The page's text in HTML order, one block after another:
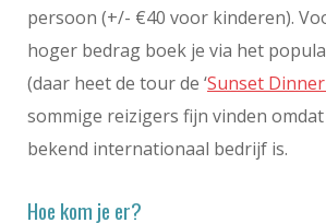
persoon (+/- €40 voor kinderen).
hoger bedrag boek je via het
(daar heet de tour de ‘Sunset
sommige reizigers fijn vinden
bekend internationaal bedrijf is.
Hoe kom je er?